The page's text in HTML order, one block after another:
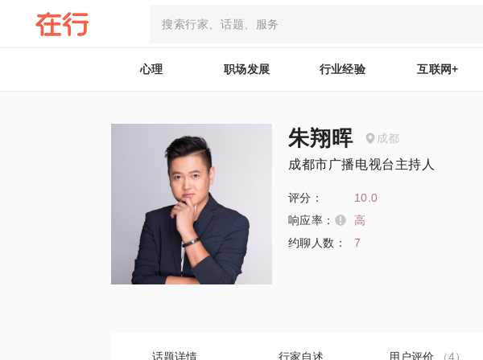
心理 职场发展 行业经验 互联网+
朱翔晖 成都
成都市广播电视台主持人
评分：
10.0
响应率：
高
约聊人数：
7
话题详情 行家自述 用户评价 （4）